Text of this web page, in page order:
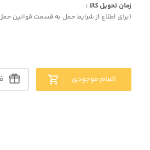
زمان تحویل کالا :
(برای اطلاع از شرایط حمل به قسمت قوانین حمل
اتمام موجودی